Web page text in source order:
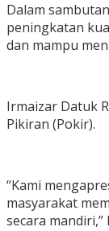
Dalam
peningkatan
dan mampu
Irmaizar Datuk
Pikiran (Pokir).
“Kami
masyarakat
secara mandiri,”